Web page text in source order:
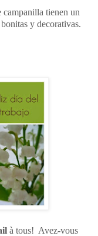
campanilla tienen un
y decorativas.
à tous! Avez-vous